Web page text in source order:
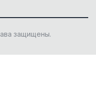
защищены.